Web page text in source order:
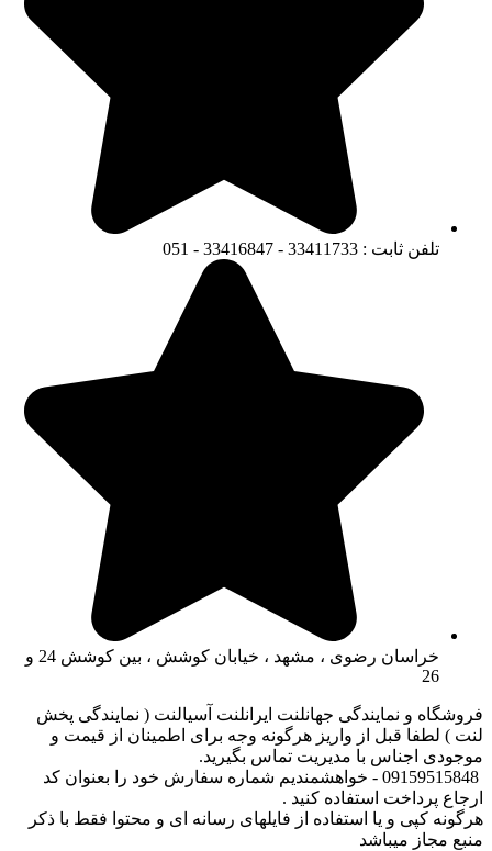
تلفن ثابت : 33411733 - 33416847 - 051
خراسان رضوی ، مشهد ، خیابان کوشش ، بین کوشش 24 و
26
فروشگاه و نمایندگی جهانلنت ایرانلنت آسیالنت ( نمایندگی پخش
لنت ) لطفا قبل از واریز هرگونه وجه برای اطمینان از قیمت و
موجودی اجناس با مدیریت تماس بگیرید.
09159515848 - خواهشمندیم شماره سفارش خود را بعنوان کد
ارجاع پرداخت استفاده کنید .
هرگونه کپی و یا استفاده از فایلهای رسانه ای و محتوا فقط با ذکر
منبع مجاز میباشد